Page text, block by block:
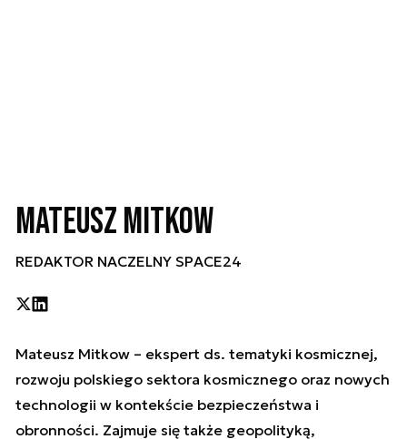
Mateusz Mitkow
REDAKTOR NACZELNY SPACE24
Mateusz Mitkow – ekspert ds. tematyki kosmicznej,
rozwoju polskiego sektora kosmicznego oraz nowych
technologii w kontekście bezpieczeństwa i
obronności. Zajmuje się także geopolityką,